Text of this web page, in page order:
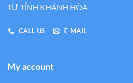
TƯ TỈNH KHÁNH HÒA
CALL US E-MAIL
My account